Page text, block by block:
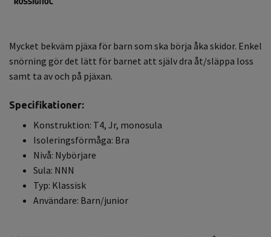
Mycket bekväm pjäxa för barn som ska börja åka skidor. Enkel
snörning gör det lätt för barnet att själv dra åt/släppa loss
samt ta av och på pjäxan.
Specifikationer:
Konstruktion: T4, Jr, monosula
Isoleringsförmåga: Bra
Nivå: Nybörjare
Sula: NNN
Typ: Klassisk
Användare: Barn/junior